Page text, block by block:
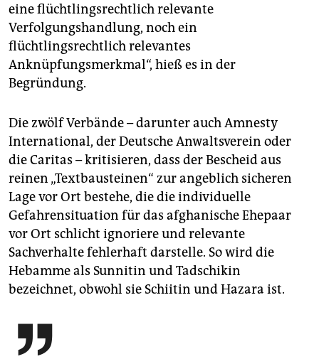
eine flüchtlingsrechtlich relevante
Verfolgungshandlung, noch ein
flüchtlingsrechtlich relevantes
Anknüpfungsmerkmal“, hieß es in der
Begründung.
Die zwölf Verbände – darunter auch Amnesty
International, der Deutsche Anwaltsverein oder
die Caritas – kritisieren, dass der Bescheid aus
reinen „Textbausteinen“ zur angeblich sicheren
Lage vor Ort bestehe, die die individuelle
Gefahrensituation für das afghanische Ehepaar
vor Ort schlicht ignoriere und relevante
Sachverhalte fehlerhaft darstelle. So wird die
Hebamme als Sunnitin und Tadschikin
bezeichnet, obwohl sie Schiitin und Hazara ist.
